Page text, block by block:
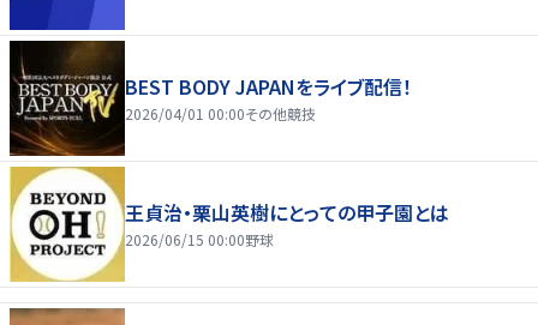
BEST BODY JAPANをライブ配信！
2026/04/01 00:00その他競技
王貞治・栗山英樹にとっての甲子園とは
2026/06/15 00:00野球